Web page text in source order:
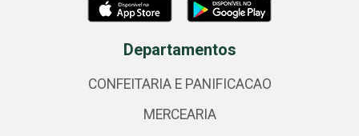
Departamentos
CONFEITARIA E PANIFICACAO
MERCEARIA